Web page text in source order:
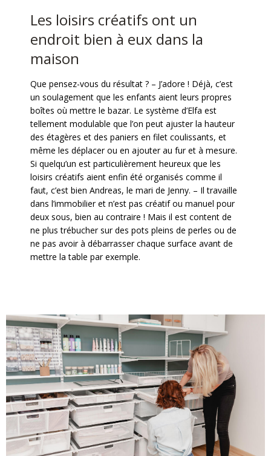
Les loisirs créatifs ont un
endroit bien à eux dans la
maison
Que pensez-vous du résultat ? – J’adore ! Déjà, c’est
un soulagement que les enfants aient leurs propres
boîtes où mettre le bazar. Le système d’Elfa est
tellement modulable que l’on peut ajuster la hauteur
des étagères et des paniers en filet coulissants, et
même les déplacer ou en ajouter au fur et à mesure.
Si quelqu’un est particulièrement heureux que les
loisirs créatifs aient enfin été organisés comme il
faut, c’est bien Andreas, le mari de Jenny. – Il travaille
dans l’immobilier et n’est pas créatif ou manuel pour
deux sous, bien au contraire ! Mais il est content de
ne plus trébucher sur des pots pleins de perles ou de
ne pas avoir à débarrasser chaque surface avant de
mettre la table par exemple.